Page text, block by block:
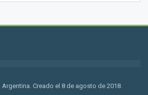
Argentina. Creado el 8 de agosto de 2018.